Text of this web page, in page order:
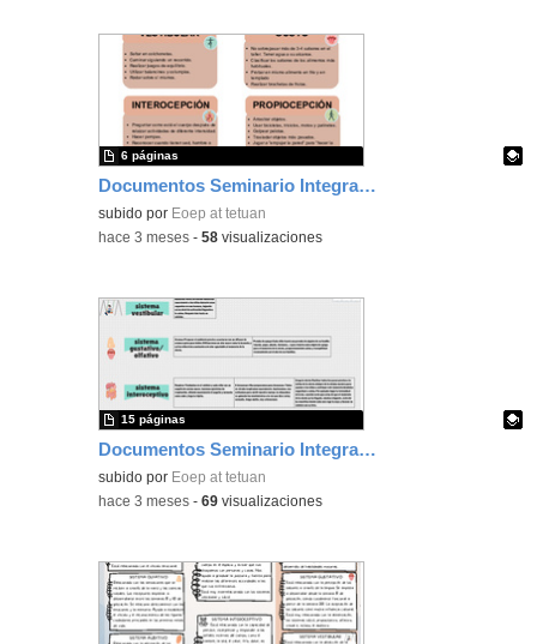
Documentos Seminario Integración Sensorial
Contenido educativo.
subido por Eoep at tetuan
6 páginas
-hace 3 meses -58 visualizaciones
Documentos Seminario Integración Sensorial
Contenido educativo.
subido por Eoep at tetuan
15 páginas
-hace 3 meses -69 visualizaciones